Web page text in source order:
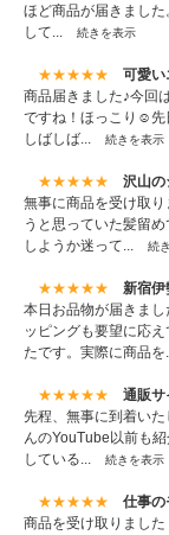
ほど商品が届きまし
して...
続きを表示
★★★★★
可愛い
商品届きました♪今回
ですね！ほっこり☺️先
しばしば...
続きを表示
★★★★★
沢山
無事に商品を受け取
うと思っていた髪留
しようか迷って...
続
★★★★★
新宿伊
本日お品物が届きま
ッピングも要望に応
たです。実際に商品
★★★★★
通販
先程、無事に到着い
んのYouTube以前も
している...
続きを表示
★★★★★
仕事の
商品を受け取りまし